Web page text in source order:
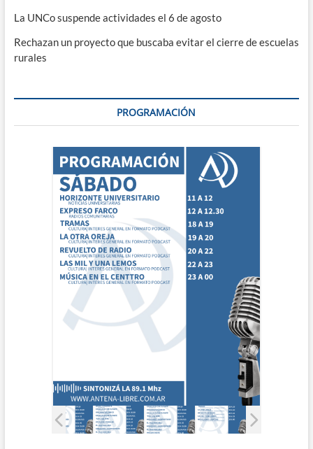
La UNCo suspende actividades el 6 de agosto
Rechazan un proyecto que buscaba evitar el cierre de escuelas
rurales
PROGRAMACIÓN